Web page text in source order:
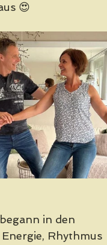
😍
in den
Rhythmus